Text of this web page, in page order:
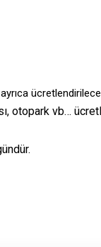
otopark vb…